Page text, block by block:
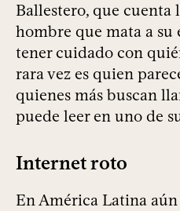
Ballestero, que cuenta
hombre que mata a su
tener cuidado con
rara vez es quien
quienes más buscan
puede leer en uno de
Internet roto
En América Latina